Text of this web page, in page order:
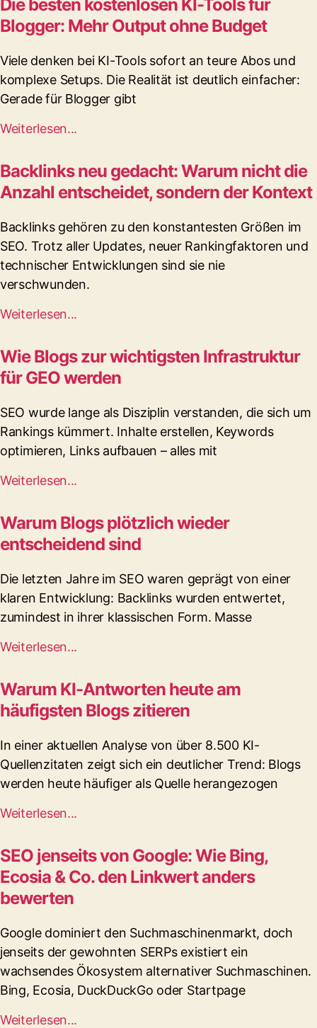
Die besten kostenlosen KI-Tools für
Blogger: Mehr Output ohne Budget
Viele denken bei KI-Tools sofort an teure Abos und
komplexe Setups. Die Realität ist deutlich einfacher:
Gerade für Blogger gibt
Weiterlesen...
Backlinks neu gedacht: Warum nicht die
Anzahl entscheidet, sondern der Kontext
Backlinks gehören zu den konstantesten Größen im
SEO. Trotz aller Updates, neuer Rankingfaktoren und
technischer Entwicklungen sind sie nie
verschwunden.
Weiterlesen...
Wie Blogs zur wichtigsten Infrastruktur
für GEO werden
SEO wurde lange als Disziplin verstanden, die sich um
Rankings kümmert. Inhalte erstellen, Keywords
optimieren, Links aufbauen – alles mit
Weiterlesen...
Warum Blogs plötzlich wieder
entscheidend sind
Die letzten Jahre im SEO waren geprägt von einer
klaren Entwicklung: Backlinks wurden entwertet,
zumindest in ihrer klassischen Form. Masse
Weiterlesen...
Warum KI-Antworten heute am
häufigsten Blogs zitieren
In einer aktuellen Analyse von über 8.500 KI-
Quellenzitaten zeigt sich ein deutlicher Trend: Blogs
werden heute häufiger als Quelle herangezogen
Weiterlesen...
SEO jenseits von Google: Wie Bing,
Ecosia & Co. den Linkwert anders
bewerten
Google dominiert den Suchmaschinenmarkt, doch
jenseits der gewohnten SERPs existiert ein
wachsendes Ökosystem alternativer Suchmaschinen.
Bing, Ecosia, DuckDuckGo oder Startpage
Weiterlesen...